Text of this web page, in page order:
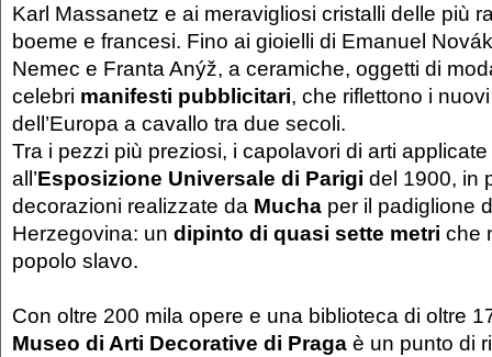
Karl Massanetz e ai meravigliosi cristalli delle più
boeme e francesi. Fino ai gioielli di Emanuel
Nemec e Franta Anýž, a ceramiche, oggetti di
celebri manifesti pubblicitari, che riflettono i
dell’Europa a cavallo tra due secoli.
Tra i pezzi più preziosi, i capolavori di arti
all’Esposizione Universale di Parigi del 1900, in
decorazioni realizzate da Mucha per il padiglione
Herzegovina: un dipinto di quasi sette metri che
popolo slavo.
Con oltre 200 mila opere e una biblioteca di oltre
Museo di Arti Decorative di Praga è un punto di